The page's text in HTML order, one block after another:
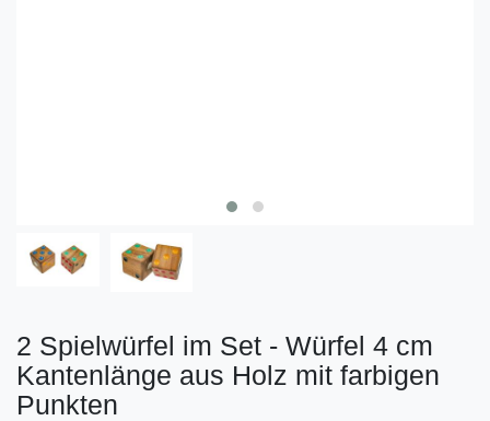
2 Spielwürfel im Set - Würfel 4 cm
Kantenlänge aus Holz mit farbigen
Punkten